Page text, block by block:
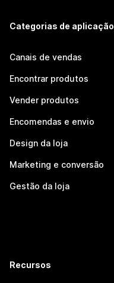
Categorias de aplicação
Canais de vendas
Encontrar produtos
Vender produtos
Encomendas e envio
Design da loja
Marketing e conversão
Gestão da loja
Recursos